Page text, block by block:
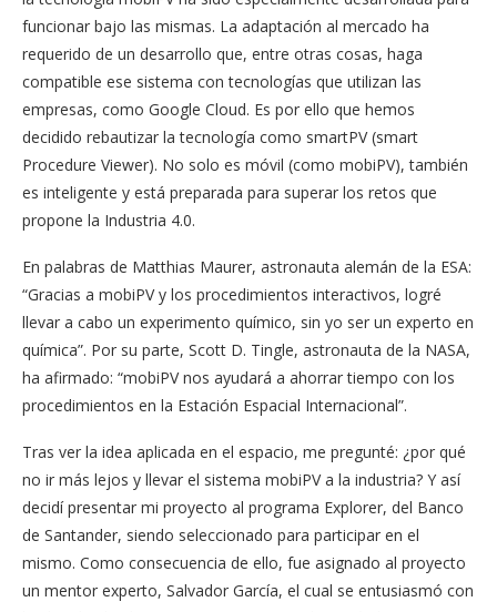
funcionar bajo las mismas. La adaptación al mercado ha
requerido de un desarrollo que, entre otras cosas, haga
compatible ese sistema con tecnologías que utilizan las
empresas, como Google Cloud. Es por ello que hemos
decidido rebautizar la tecnología como smartPV (smart
Procedure Viewer). No solo es móvil (como mobiPV), también
es inteligente y está preparada para superar los retos que
propone la Industria 4.0.
En palabras de Matthias Maurer, astronauta alemán de la ESA:
“Gracias a mobiPV y los procedimientos interactivos, logré
llevar a cabo un experimento químico, sin yo ser un experto en
química”. Por su parte, Scott D. Tingle, astronauta de la NASA,
ha afirmado: “mobiPV nos ayudará a ahorrar tiempo con los
procedimientos en la Estación Espacial Internacional”.
Tras ver la idea aplicada en el espacio, me pregunté: ¿por qué
no ir más lejos y llevar el sistema mobiPV a la industria? Y así
decidí presentar mi proyecto al programa Explorer, del Banco
de Santander, siendo seleccionado para participar en el
mismo. Como consecuencia de ello, fue asignado al proyecto
un mentor experto, Salvador García, el cual se entusiasmó con